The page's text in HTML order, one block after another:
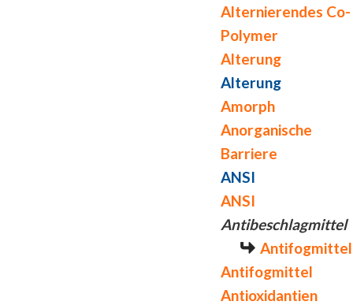
Alternierendes Co-
Polymer
Alterung
Alterung
Amorph
Anorganische
Barriere
ANSI
ANSI
Antibeschlagmittel
Antifogmittel
Antifogmittel
Antioxidantien